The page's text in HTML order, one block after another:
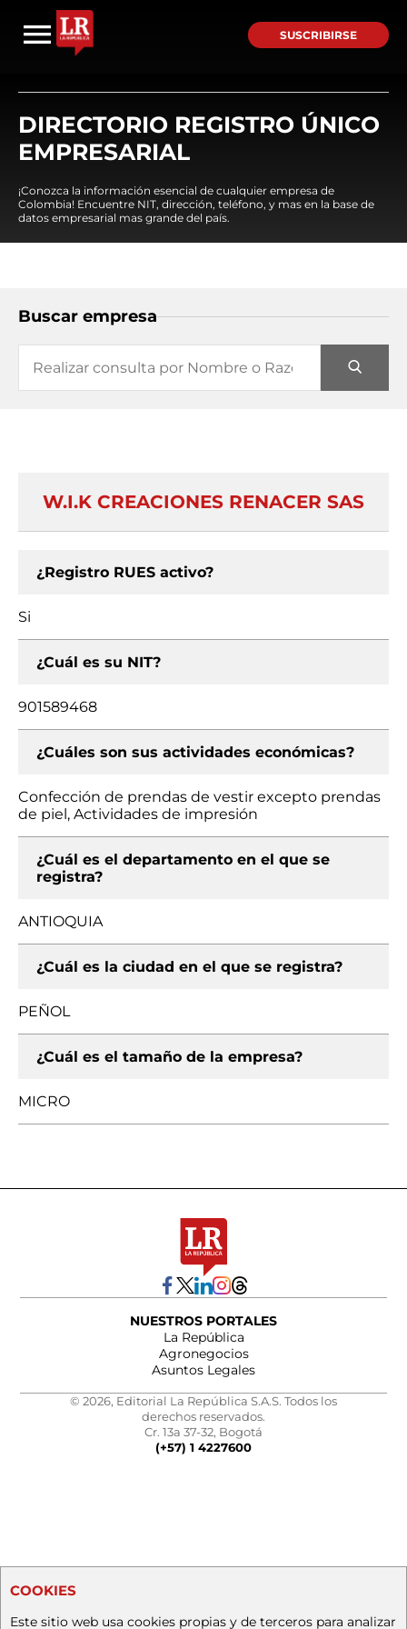
SUSCRIBIRSE
DIRECTORIO REGISTRO ÚNICO
EMPRESARIAL
¡Conozca la información esencial de cualquier empresa de
Colombia! Encuentre NIT, dirección, teléfono, y mas en la base de
datos empresarial mas grande del país.
Buscar empresa
W.I.K CREACIONES RENACER SAS
¿Registro RUES activo?
Si
¿Cuál es su NIT?
901589468
¿Cuáles son sus actividades económicas?
Confección de prendas de vestir excepto prendas
de piel, Actividades de impresión
¿Cuál es el departamento en el que se
registra?
ANTIOQUIA
¿Cuál es la ciudad en el que se registra?
PEÑOL
¿Cuál es el tamaño de la empresa?
MICRO
NUESTROS PORTALES
La República
Agronegocios
Asuntos Legales
© 2026, Editorial La República S.A.S. Todos los
derechos reservados.
Cr. 13a 37-32, Bogotá
(+57) 1 4227600
COOKIES
Este sitio web usa cookies propias y de terceros para analizar